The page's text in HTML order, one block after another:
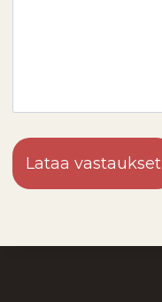
Lataa vastaukset